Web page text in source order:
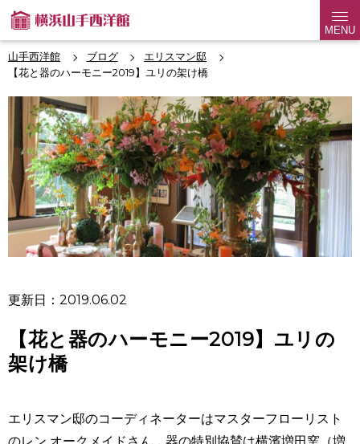
MENU
山手西洋館 ブログ
エリスマン邸
【花と器のハーモニー2019】ユリの架け橋
更新日：2019.06.02
【花と器のハーモニー2019】ユリの
架け橋
エリスマン邸のコーディネーターはマスターフローリスト